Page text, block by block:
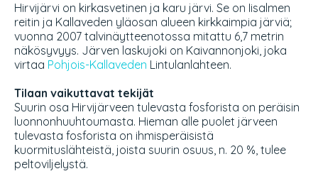
Hirvijärvi on kirkasvetinen ja karu järvi. Se on Iisalmen
reitin ja Kallaveden yläosan alueen kirkkaimpia järviä;
vuonna 2007 talvinäytteenotossa mitattu 6,7 metrin
näkösyvyys. Järven laskujoki on Kaivannonjoki, joka
virtaa Pohjois-Kallaveden Lintulanlahteen.
Tilaan vaikuttavat tekijät
Suurin osa Hirvijärveen tulevasta fosforista on peräisin
luonnonhuuhtoumasta. Hieman alle puolet järveen
tulevasta fosforista on ihmisperäisistä
kuormituslähteistä, joista suurin osuus, n. 20 %, tulee
peltoviljelystä.